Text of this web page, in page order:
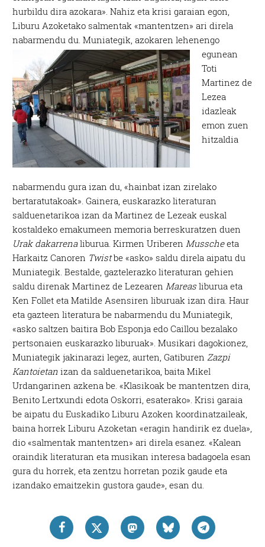
hurbildu dira azokara». Nahiz eta krisi garaian egon,
Liburu Azoketako salmentak «mantentzen» ari direla
nabarmendu du. Muniategik, azokaren lehenengo
egunean
Toti
Martinez de
Lezea
idazleak
emon zuen
hitzaldia
nabarmendu gura izan du, «hainbat izan zirelako
bertaratutakoak». Gainera, euskarazko literaturan
salduenetarikoa izan da Martinez de Lezeak euskal
kostaldeko emakumeen memoria berreskuratzen duen
Urak dakarrenaliburua. Kirmen UriberenMusscheeta
Harkaitz Canoren Twistbe «asko» saldu direla aipatu du
Muniategik. Bestalde, gaztelerazko literaturan gehien
saldu direnak Martinez de LezearenMareas liburua eta
Ken Follet eta Matilde Asensiren liburuak izan dira. Haur
eta gazteen literatura be nabarmendu du Muniategik,
«asko saltzen baitira Bob Esponja edo Caillou bezalako
pertsonaien euskarazko liburuak». Musikari dagokionez,
Muniategik jakinarazi legez, aurten, GatiburenZazpi
Kantoietan izan da salduenetarikoa, baita Mikel
Urdangarinen azkena be. «Klasikoak be mantentzen dira,
Benito Lertxundi edota Oskorri, esaterako». Krisi garaia
be aipatu du Euskadiko Liburu Azoken koordinatzaileak,
baina horrek Liburu Azoketan «eragin handirik ez duela»,
dio «salmentak mantentzen» ari direla esanez. «Kalean
oraindik literaturan eta musikan interesa badagoela esan
gura du horrek, eta zentzu horretan pozik gaude eta
izandako emaitzekin gustora gaude», esan du.